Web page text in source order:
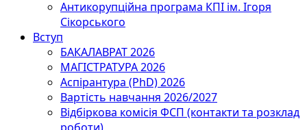
Антикорупційна програма КПІ ім. Ігоря
Сікорського
Вступ
БАКАЛАВРАТ 2026
МАГІСТРАТУРА 2026
Аспірантура (PhD) 2026
Вартість навчання 2026/2027
Відбіркова комісія ФСП (контакти та розклад